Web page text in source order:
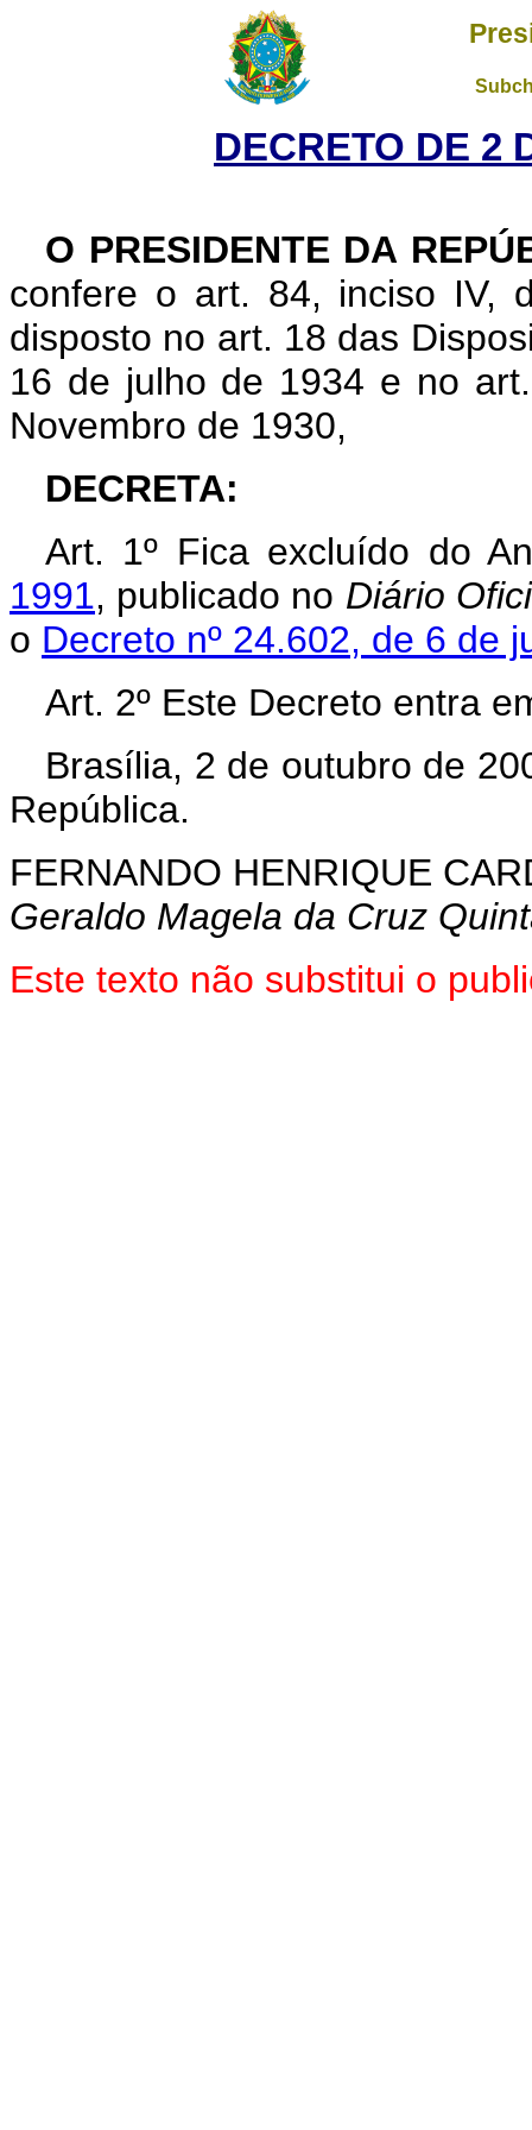
DECRETO DE 2
O PRESIDENTE DA
confere o art. 84, inciso IV,
disposto no art. 18 das
16 de julho de 1934 e no
Novembro de 1930,
DECRETA:
Art. 1º Fica excluído do
1991, publicado no Diário
o Decreto nº 24.602, de 6 de
Art. 2º Este Decreto entra
Brasília, 2 de outubro de
República.
FERNANDO HENRIQUE
Geraldo Magela da Cruz
Este texto não substitui o